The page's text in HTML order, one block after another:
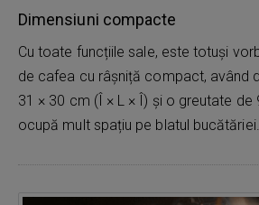
Dimensiuni compacte
Cu toate funcțiile sale, este totuși
de cafea cu râșniță compact, având
31 × 30 cm (Î × L × Î) și o greutate de
ocupă mult spațiu pe blatul bucătăriei.